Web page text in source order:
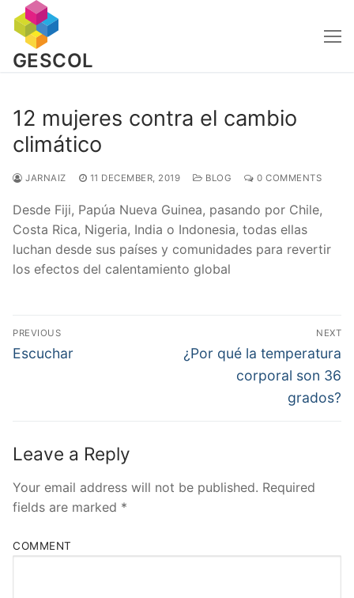
Skip
content
GESCOL
12 mujeres contra el cambio
climático
JARNAIZ 11 DECEMBER, 2019 BLOG 0 COMMENTS
Desde Fiji, Papúa Nueva Guinea, pasando por Chile,
Costa Rica, Nigeria, India o Indonesia, todas ellas
luchan desde sus países y comunidades para revertir
los efectos del calentamiento global
Post
navigation
PREVIOUS
Previous
Escuchar
NEXT
Next
¿Por qué la temperatura
corporal son 36
grados?
Leave a Reply
Your email address will not be published. Required
fields are marked *
COMMENT